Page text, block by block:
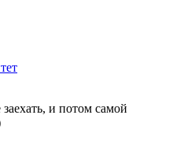
и потом самой